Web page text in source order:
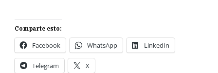
Comparte esto:
Facebook WhatsApp LinkedIn
Telegram X